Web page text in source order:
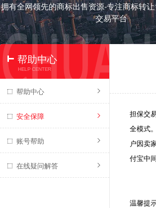
拥有全网领先的商标出售资源-专注商标转
交易平台
帮助中心
HELP CENTER
帮助中心
安全保障
账号帮助
在线疑问解答
担保交
全模式
户因卖
付宝中
温馨提